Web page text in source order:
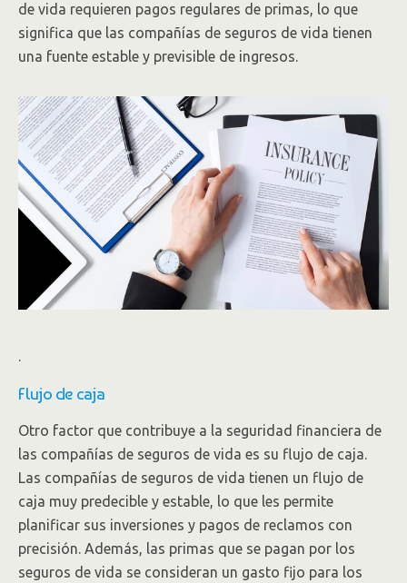
de vida requieren pagos regulares de primas, lo que
significa que las compañías de seguros de vida tienen
una fuente estable y previsible de ingresos.
.
Flujo de caja
Otro factor que contribuye a la seguridad financiera de
las compañías de seguros de vida es su flujo de caja.
Las compañías de seguros de vida tienen un flujo de
caja muy predecible y estable, lo que les permite
planificar sus inversiones y pagos de reclamos con
precisión. Además, las primas que se pagan por los
seguros de vida se consideran un gasto fijo para los